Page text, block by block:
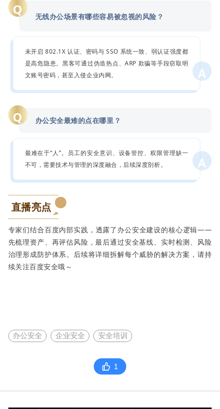
Q 无线办公场景有哪些容易被忽视的风险？
未开启 802.1X 认证、密码与 SSO 系统一致、弱认证强度都
是高危隐患。黑客可通过伪造热点、ARP 欺骗等手段窃取明
文账号密码，甚至入侵企业内网。
A
Q 办公安全最难的点在哪里？
最难在于“人”。员工的安全意识、设备管控、权限管理缺一
不可，需要技术与管理的深度融合，后续深度剖析。
A
直播亮点
专家们结合百度内部实践，透露了办公安全建设的核心逻辑——
先梳理资产、再评估风险，最后通过安全基线、实时检测、风险
治理形成防护体系。后续将详细拆解每个威胁的解决方案，请持
续关注百度安全哦～
办公安全 企业安全 安全培训
1